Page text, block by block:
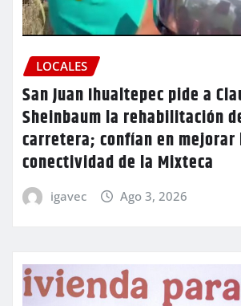
LOCALES
San Juan Ihualtepec pide a
Sheinbaum la rehabilitación
carretera; confían en mejorar
conectividad de la Mixteca
igavec Ago 3, 2026